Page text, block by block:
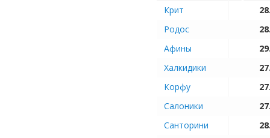
Крит
Родос
Афины
Халкидики
Корфу
Салоники
Санторини